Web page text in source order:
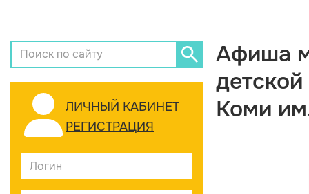
ЛИЧНЫЙ КАБИНЕТ
РЕГИСТРАЦИЯ
Афиша
Коми